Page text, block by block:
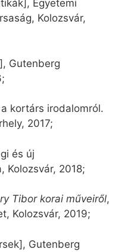
Egyetemi
Kolozsvár,
Gutenberg
kortárs irodalomról.
2017;
és új
Kolozsvár, 2018;
Tibor korai műveiről,
Kolozsvár, 2019;
Gutenberg